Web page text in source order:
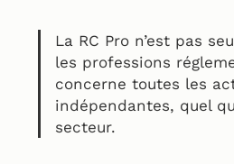
La RC Pro n’est pas
les professions
concerne toutes les
indépendantes, quel
secteur.